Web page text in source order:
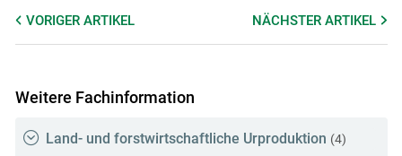
VORIGER ARTIKEL NÄCHSTERARTIKEL
Weitere Fachinformation
Land- und forstwirtschaftliche Urproduktion (4)